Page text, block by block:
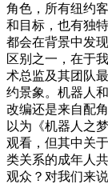
角色，所有纽约
和目标，也有独
都会在背景中发
区别之一，在于
术总监及其团队
约景象。机器人
改编还是来自配
以为《机器人之
观看，但其中关
类关系的成年人
观众？对我们来